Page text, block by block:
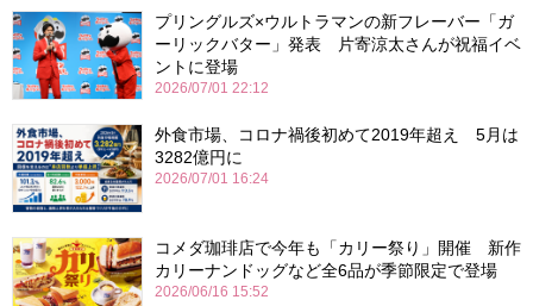
プリングルズ×ウルトラマンの新フレーバー「ガ
ーリックバター」発表 片寄涼太さんが祝福イベ
ントに登場
2026/07/01 22:12
外食市場、コロナ禍後初めて2019年超え 5月は
3282億円に
2026/07/01 16:24
コメダ珈琲店で今年も「カリー祭り」開催 新作
カリーナンドッグなど全6品が季節限定で登場
2026/06/16 15:52